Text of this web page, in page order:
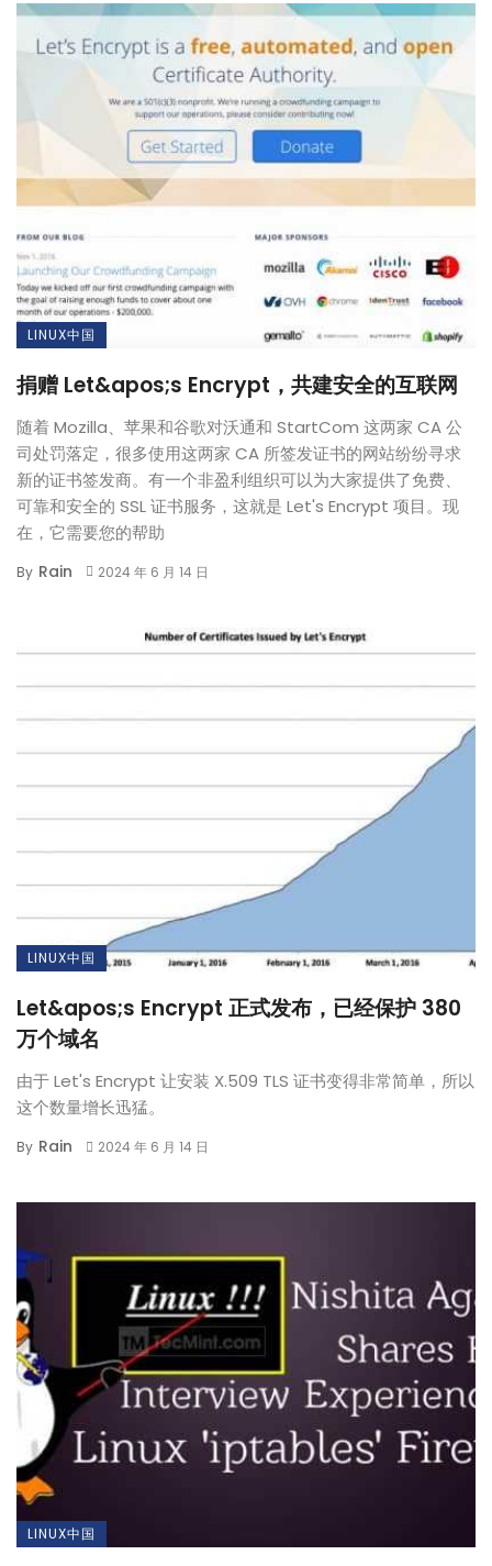
LINUX中国
捐赠 Let&apos;s Encrypt，共建安全的互联网
随着 Mozilla、苹果和谷歌对沃通和 StartCom 这两家 CA 公
司处罚落定，很多使用这两家 CA 所签发证书的网站纷纷寻求
新的证书签发商。有一个非盈利组织可以为大家提供了免费、
可靠和安全的 SSL 证书服务，这就是 Let's Encrypt 项目。现
在，它需要您的帮助
By Rain 2024 年 6 月 14 日
LINUX中国
Let&apos;s Encrypt 正式发布，已经保护 380
万个域名
由于 Let's Encrypt 让安装 X.509 TLS 证书变得非常简单，所以
这个数量增长迅猛。
By Rain 2024 年 6 月 14 日
LINUX中国